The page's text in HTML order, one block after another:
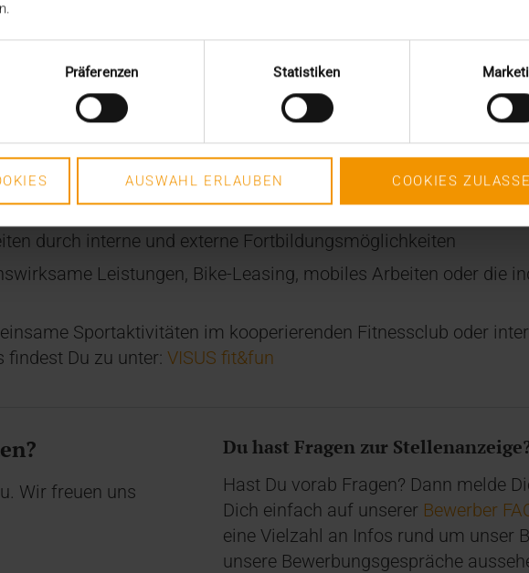
Präferenzen Statistiken
AUSWAHL ERLAUBEN COOKIES
und dynamischen Arbeitsumfeld in der Healthcare-IT
Vertrauen untereinander aufbaut
mit flachen Hierarchien auf Basis agiler Grundideen, die viel
durch interne und externe Fortbildungsmöglichkeiten
Leistungen, Bike-Leasing, mobiles Arbeiten oder die
Sportaktivitäten im kooperierenden Fitnessclub oder
Du zu unter: VISUS fit&fun
Wir freuen uns
Du hast Fragen zur
Hast Du vorab Fragen? Dann melde
Dich einfach auf unserer Bewerber
eine ​Vielzahl an Infos rund um unser
unsere Bewerbungsgespräche